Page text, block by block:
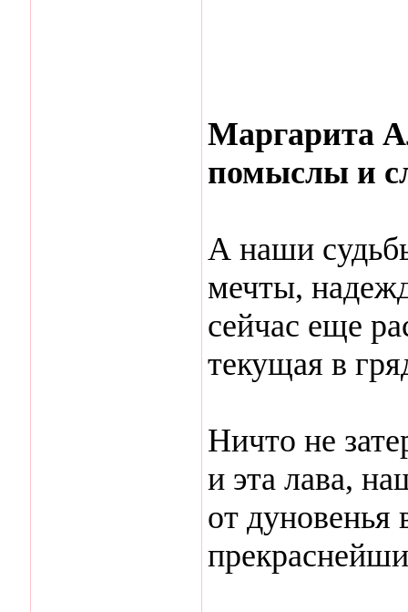
Маргарита
помыслы и
А наши
мечты,
сейчас еще
текущая в
Ничто не
и эта лава,
от дуновенья